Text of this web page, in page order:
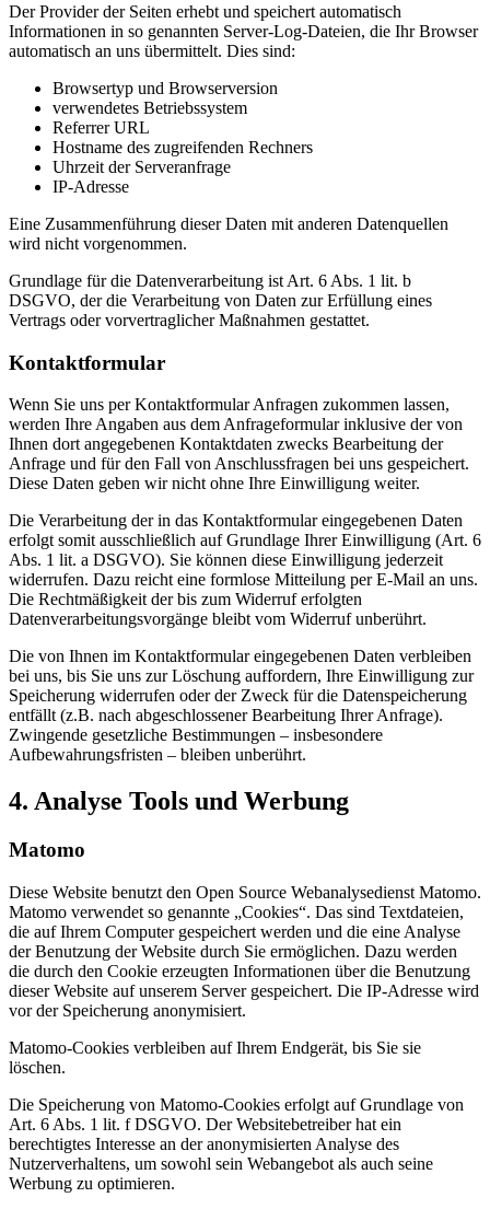
Der Provider der Seiten erhebt und speichert automatisch
Informationen in so genannten Server-Log-Dateien, die Ihr Browser
automatisch an uns übermittelt. Dies sind:
Browsertyp und Browserversion
verwendetes Betriebssystem
Referrer URL
Hostname des zugreifenden Rechners
Uhrzeit der Serveranfrage
IP-Adresse
Eine Zusammenführung dieser Daten mit anderen Datenquellen
wird nicht vorgenommen.
Grundlage für die Datenverarbeitung ist Art. 6 Abs. 1 lit. b
DSGVO, der die Verarbeitung von Daten zur Erfüllung eines
Vertrags oder vorvertraglicher Maßnahmen gestattet.
Kontaktformular
Wenn Sie uns per Kontaktformular Anfragen zukommen lassen,
werden Ihre Angaben aus dem Anfrageformular inklusive der von
Ihnen dort angegebenen Kontaktdaten zwecks Bearbeitung der
Anfrage und für den Fall von Anschlussfragen bei uns gespeichert.
Diese Daten geben wir nicht ohne Ihre Einwilligung weiter.
Die Verarbeitung der in das Kontaktformular eingegebenen Daten
erfolgt somit ausschließlich auf Grundlage Ihrer Einwilligung (Art. 6
Abs. 1 lit. a DSGVO). Sie können diese Einwilligung jederzeit
widerrufen. Dazu reicht eine formlose Mitteilung per E-Mail an uns.
Die Rechtmäßigkeit der bis zum Widerruf erfolgten
Datenverarbeitungsvorgänge bleibt vom Widerruf unberührt.
Die von Ihnen im Kontaktformular eingegebenen Daten verbleiben
bei uns, bis Sie uns zur Löschung auffordern, Ihre Einwilligung zur
Speicherung widerrufen oder der Zweck für die Datenspeicherung
entfällt (z.B. nach abgeschlossener Bearbeitung Ihrer Anfrage).
Zwingende gesetzliche Bestimmungen – insbesondere
Aufbewahrungsfristen – bleiben unberührt.
4. Analyse Tools und Werbung
Matomo
Diese Website benutzt den Open Source Webanalysedienst Matomo.
Matomo verwendet so genannte „Cookies“. Das sind Textdateien,
die auf Ihrem Computer gespeichert werden und die eine Analyse
der Benutzung der Website durch Sie ermöglichen. Dazu werden
die durch den Cookie erzeugten Informationen über die Benutzung
dieser Website auf unserem Server gespeichert. Die IP-Adresse wird
vor der Speicherung anonymisiert.
Matomo-Cookies verbleiben auf Ihrem Endgerät, bis Sie sie
löschen.
Die Speicherung von Matomo-Cookies erfolgt auf Grundlage von
Art. 6 Abs. 1 lit. f DSGVO. Der Websitebetreiber hat ein
berechtigtes Interesse an der anonymisierten Analyse des
Nutzerverhaltens, um sowohl sein Webangebot als auch seine
Werbung zu optimieren.